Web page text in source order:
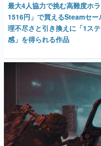
「経験値」「裏
の起源や用法の
イニーP氏が徹底
カテゴリ
マンガ
女性向け
アプリレビュー
最大4人協力で挑む高難度ホ
1516円」で買えるSteamセ
理不尽さと引き換えに「1ス
感」を得られる作品